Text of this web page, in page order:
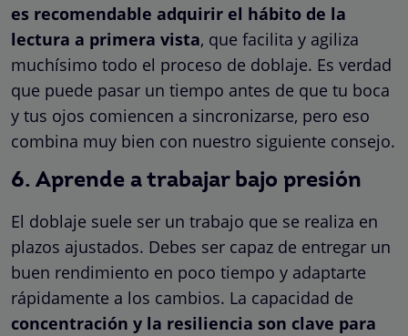
es recomendable adquirir el hábito de la
lectura a primera vista, que facilita y agiliza
muchísimo todo el proceso de doblaje. Es verdad
que puede pasar un tiempo antes de que tu boca
y tus ojos comiencen a sincronizarse, pero eso
combina muy bien con nuestro siguiente consejo.
6. Aprende a trabajar bajo presión
El doblaje suele ser un trabajo que se realiza en
plazos ajustados. Debes ser capaz de entregar un
buen rendimiento en poco tiempo y adaptarte
rápidamente a los cambios. La capacidad de
concentración y la resiliencia son clave para